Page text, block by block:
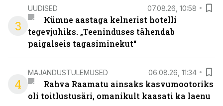
3
UUDISED 07.08.26, 10:58
Kümne aastaga kelnerist hotelli
tegevjuhiks. „Teeninduses tähendab
paigalseis tagasiminekut“
4
MAJANDUSTULEMUSED 06.08.26, 11:34
Rahva Raamatu ainsaks kasvumootoriks
oli toitlustusäri, omanikult kaasati ka laenu